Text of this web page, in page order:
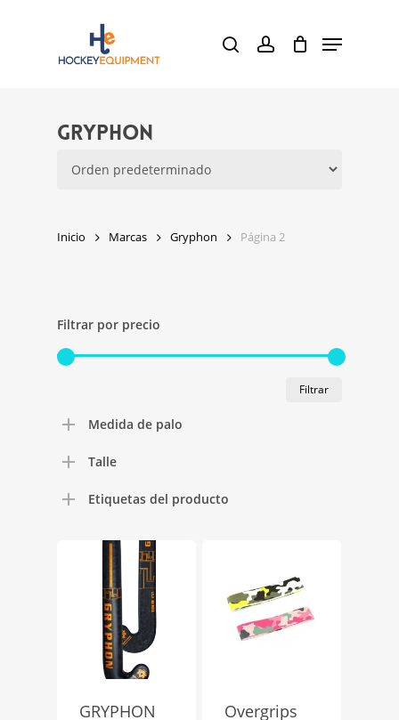
search account Menu
Gryphon
Inicio Marcas Gryphon Página 2
Filtrar por precio
Filtrar
Medida de palo
Talle
Etiquetas del producto
GRYPHON
Overgrips